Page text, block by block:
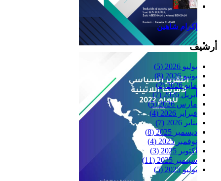
Reflexiones
إكرام شاهين
أرشيف
يوليو 2026
(5)
يونيو 2026
(8)
مايو 2026
(2)
أبريل 2026
(7)
مارس 2026
(5)
فبراير 2026
(4)
يناير 2026
(7)
ديسمبر 2025
(8)
نوفمبر 2025
(4)
أكتوبر 2025
(3)
سبتمبر 2025
(11)
يوليو 2025
(5)